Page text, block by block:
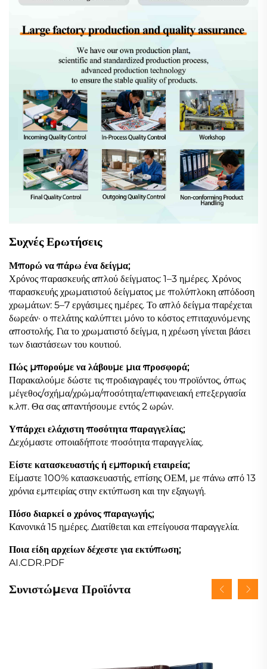
Συχνές Ερωτήσεις
Μπορώ να πάρω ένα δείγμα;
Χρόνος παρασκευής απλού δείγματος: 1–3 ημέρες. Χρόνος
παρασκευής χρωματιστού δείγματος με πολύπλοκη απόδοση
χρωμάτων: 5–7 εργάσιμες ημέρες. Το απλό δείγμα παρέχεται
δωρεάν· ο πελάτης καλύπτει μόνο το κόστος επιταχυνόμενης
αποστολής. Για το χρωματιστό δείγμα, η χρέωση γίνεται βάσει
των διαστάσεων του κουτιού.
Πώς μπορούμε να λάβουμε μια προσφορά;
Παρακαλούμε δώστε τις προδιαγραφές του προϊόντος, όπως
μέγεθος/σχήμα/χρώμα/ποσότητα/επιφανειακή επεξεργασία
κ.λπ. Θα σας απαντήσουμε εντός 2 ωρών.
Υπάρχει ελάχιστη ποσότητα παραγγελίας;
Δεχόμαστε οποιαδήποτε ποσότητα παραγγελίας.
Είστε κατασκευαστής ή εμπορική εταιρεία;
Είμαστε 100% κατασκευαστής, επίσης ΟΕΜ, με πάνω από 13
χρόνια εμπειρίας στην εκτύπωση και την εξαγωγή.
Πόσο διαρκεί ο χρόνος παραγωγής;
Κανονικά 15 ημέρες. Διατίθεται και επείγουσα παραγγελία.
Ποια είδη αρχείων δέχεστε για εκτύπωση;
AI.CDR.PDF
Συνιστώμενα Προϊόντα